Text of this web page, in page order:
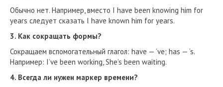
Обычно нет. Например, вместо I have been knowing him for
years следует сказать I have known him for years.
3. Как сокращать формы?
Сокращаем вспомогательный глагол: have — ‘ve; has — ‘s.
Например: I’ve been working, She’s been waiting.
4. Всегда ли нужен маркер времени?